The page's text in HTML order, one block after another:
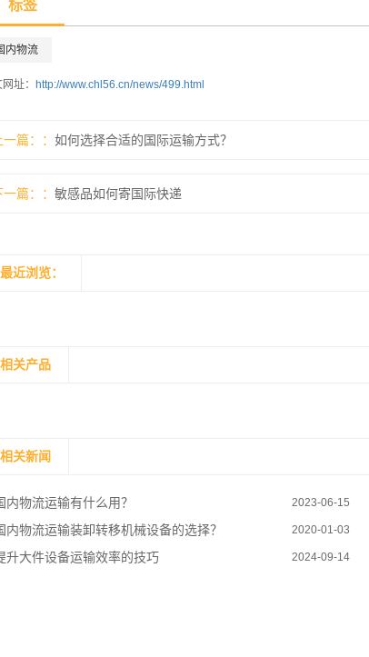
标签
内物流
址： http://www.chl56.cn/news/499.html
篇： 如何选择合适的国际运输方式？
篇： 敏感品如何寄国际快递
最近浏览：
相关产品
相关新闻
内物流运输有什么用？ 2023-06-15
内物流运输装卸转移机械设备的选择？ 2020-01-03
升大件设备运输效率的技巧 2024-09-14